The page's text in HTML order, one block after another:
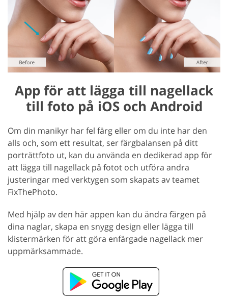
App för att lägga till nagellack
till foto på iOS och Android
Om din manikyr har fel färg eller om du inte har den
alls och, som ett resultat, ser färgbalansen på ditt
porträttfoto ut, kan du använda en dedikerad app för
att lägga till nagellack på fotot och utföra andra
justeringar med verktygen som skapats av teamet
FixThePhoto.
Med hjälp av den här appen kan du ändra färgen på
dina naglar, skapa en snygg design eller lägga till
klistermärken för att göra enfärgade nagellack mer
uppmärksammade.